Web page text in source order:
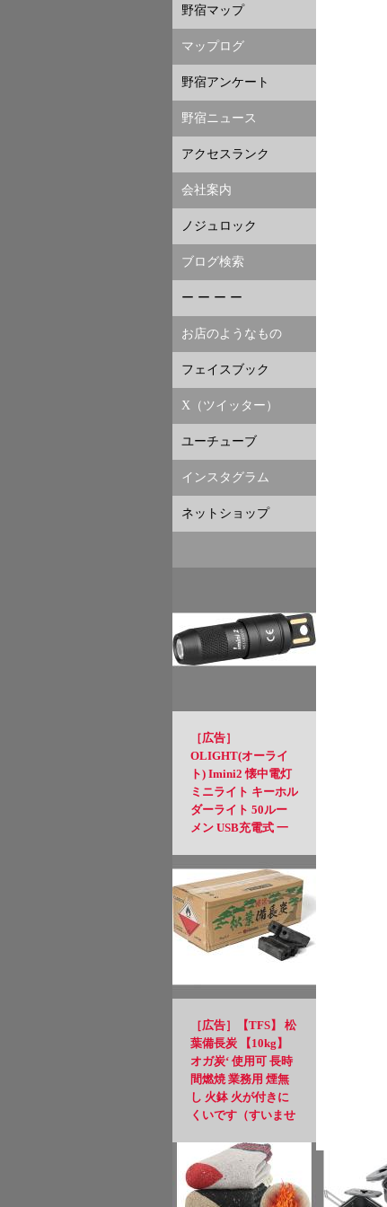
野宿マップ
マップログ
野宿アンケート
野宿ニュース
アクセスランク
会社案内
ノジュロック
ブログ検索
ー ー ー ー
お店のようなもの
フェイスブック
X（ツイッター）
ユーチューブ
インスタグラム
ネットショップ
［広告］
OLIGHT(オーライ
ト) Imini2 懐中電灯
ミニライト キーホル
ダーライト 50ルー
メン USB充電式 一
道(ブラック)
［広告］【TFS】 松
葉備長炭 【10kg】
オガ炭‘ 使用可 長時
間燃焼 業務用 煙無
し 火鉢 火が付きに
くいです（すいませ